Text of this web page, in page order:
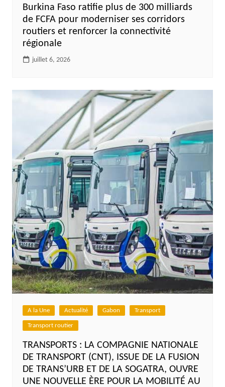
Burkina Faso ratifie plus de 300 milliards
de FCFA pour moderniser ses corridors
routiers et renforcer la connectivité
régionale
juillet 6, 2026
A la Une Actualité Gabon Transport
Transport routier
TRANSPORTS : LA COMPAGNIE NATIONALE
DE TRANSPORT (CNT), ISSUE DE LA FUSION
DE TRANS’URB ET DE LA SOGATRA, OUVRE
UNE NOUVELLE ÈRE POUR LA MOBILITÉ AU